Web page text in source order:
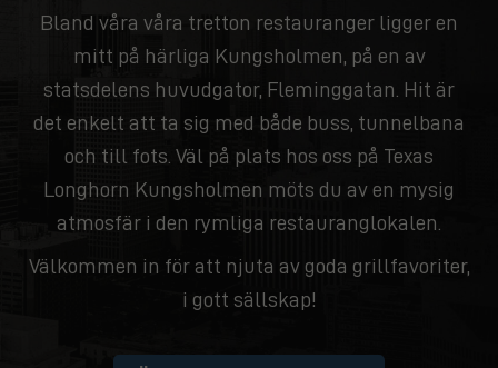
Bland våra våra tretton restauranger ligger en
mitt på härliga Kungsholmen, på en av
statsdelens huvudgator, Fleminggatan. Hit är
det enkelt att ta sig med både buss, tunnelbana
och till fots. Väl på plats hos oss på Texas
Longhorn Kungsholmen möts du av en mysig
atmosfär i den rymliga restauranglokalen.
Välkommen in för att njuta av goda grillfavoriter,
i gott sällskap!